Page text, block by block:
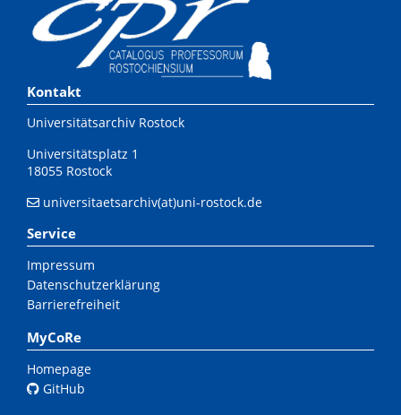
Kontakt
Universitätsarchiv Rostock
Universitätsplatz 1
18055 Rostock
universitaetsarchiv(at)uni-rostock.de
Service
Impressum
Datenschutzerklärung
Barrierefreiheit
MyCoRe
Homepage
GitHub